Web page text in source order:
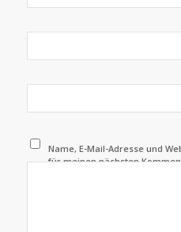
Name, E-Mail-Adresse und
für meinen nächsten